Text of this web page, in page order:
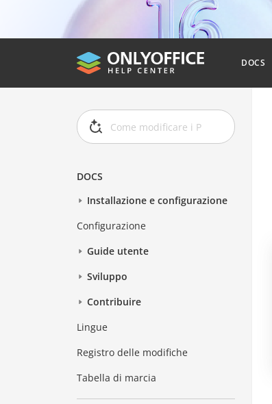
DOCS
DOCS
Installazione e configurazione
Configurazione
Guide utente
Sviluppo
Contribuire
Lingue
Registro delle modifiche
Tabella di marcia